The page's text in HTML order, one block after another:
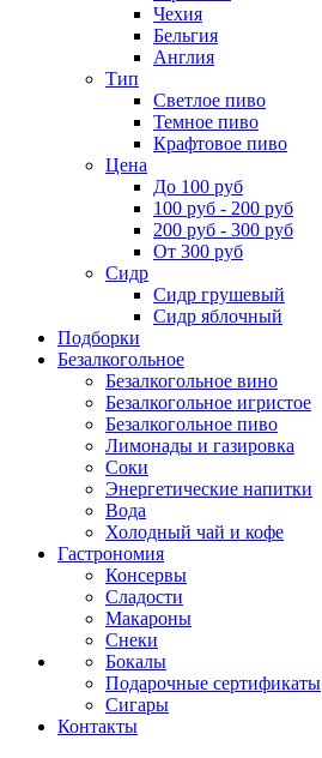
Чехия
Бельгия
Англия
Тип
Светлое пиво
Темное пиво
Крафтовое пиво
Цена
До 100 руб
100 руб - 200 руб
200 руб - 300 руб
От 300 руб
Сидр
Сидр грушевый
Сидр яблочный
Подборки
Безалкогольное
Безалкогольное вино
Безалкогольное игристое
Безалкогольное пиво
Лимонады и газировка
Соки
Энергетические напитки
Вода
Холодный чай и кофе
Гастрономия
Консервы
Сладости
Макароны
Снеки
Бокалы
Подарочные сертификаты
Сигары
Контакты